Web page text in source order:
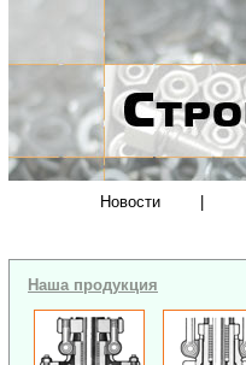
Новости
Наша продукция